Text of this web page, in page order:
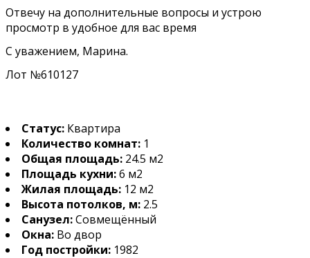
Отвечу на дополнительные вопросы и устрою
просмотр в удобное для вас время
С уважением, Марина.
Лот №610127
Статус: Квартира
Количество комнат: 1
Общая площадь: 24.5 м2
Площадь кухни:6 м2
Жилая площадь: 12 м2
Высота потолков, м: 2.5
Санузел:Совмещённый
Окна: Во двор
Год постройки: 1982